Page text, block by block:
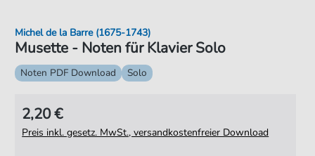
Musette - Noten für Klavier Solo
Michel de la Barre (1675-1743)
Noten PDF Download Solo
2,20 €
Preis inkl. gesetz. MwSt., versandkostenfreier Download